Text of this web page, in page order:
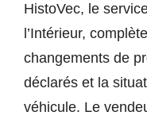
HistoVec, le
l’Intérieur,
changements de
déclarés et la
véhicule. Le